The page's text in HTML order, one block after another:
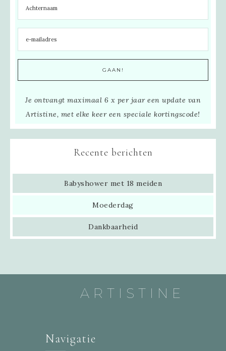
Je ontvangt maximaal 6 x per jaar een update van
Artistine, met elke keer een speciale kortingscode!
Recente berichten
Babyshower met 18 meiden
Moederdag
Dankbaarheid
ARTISTINE
Navigatie